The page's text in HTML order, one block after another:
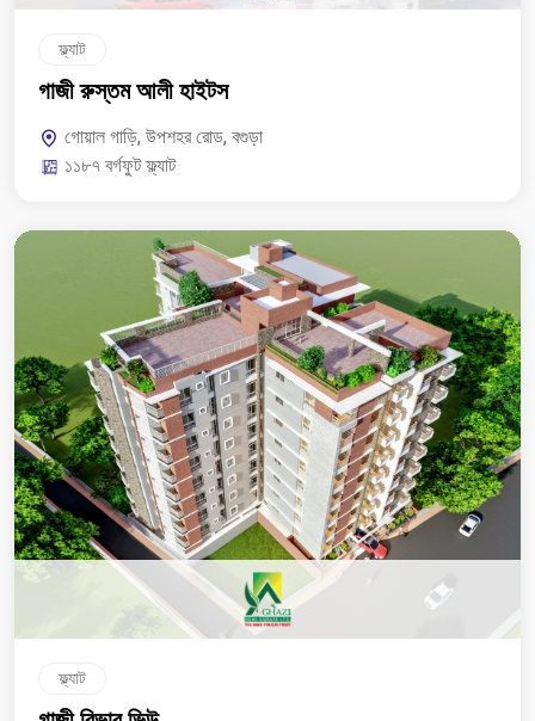
ফ্ল্যাট
গাজী রুস্তম আলী হাইটস
গোয়াল গাড়ি, উপশহর রোড, বগুড়া
১১৮৭ বর্গফুট ফ্ল্যাট
ফ্ল্যাট